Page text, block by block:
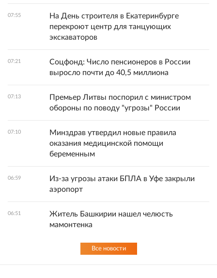
07:55
На День строителя в Екатеринбурге
перекроют центр для танцующих
экскаваторов
07:21
Соцфонд: Число пенсионеров в России
выросло почти до 40,5 миллиона
07:13
Премьер Литвы поспорил с министром
обороны по поводу "угрозы" России
07:10
Минздрав утвердил новые правила
оказания медицинской помощи
беременным
06:59
Из-за угрозы атаки БПЛА в Уфе закрыли
аэропорт
06:51
Житель Башкирии нашел челюсть
мамонтенка
Все новости